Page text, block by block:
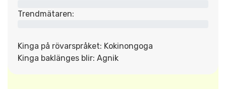
Trendmätaren:
Kinga på rövarspråket: Kokinongoga
Kinga baklänges blir: Agnik